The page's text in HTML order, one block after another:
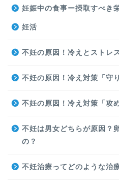
妊娠中の食事ー摂取すべき
妊活
不妊の原因！冷えとストレ
不妊の原因！冷え対策「守
不妊の原因！冷え対策「攻
不妊は男女どちらが原因？
の？
不妊治療ってどのような治